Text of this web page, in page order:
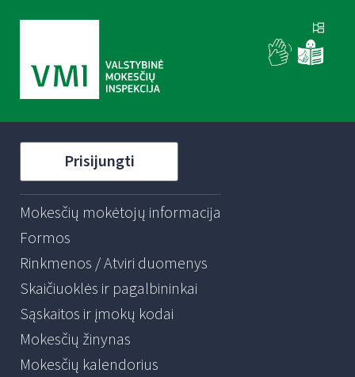
Prisijungti
Mokesčių mokėtojų informacija
Formos
Rinkmenos / Atviri duomenys
Skaičiuoklės ir pagalbininkai
Sąskaitos ir įmokų kodai
Mokesčių žinynas
Mokesčių kalendorius